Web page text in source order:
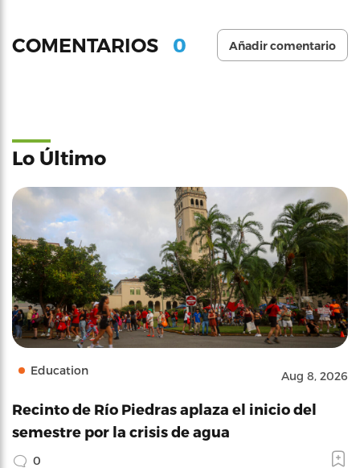
COMENTARIOS 0 Añadir comentario
Lo Último
Education Aug 8, 2026
Recinto de Río Piedras aplaza el inicio del
semestre por la crisis de agua
0